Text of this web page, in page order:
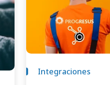
Integraciones